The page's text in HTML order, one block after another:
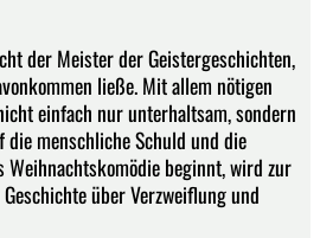
der Meister der Geistergeschichten,
ließe. Mit allem nötigen
einfach nur unterhaltsam, sondern
menschliche Schuld und die
Weihnachtskomödie beginnt, wird zur
über Verzweiflung und